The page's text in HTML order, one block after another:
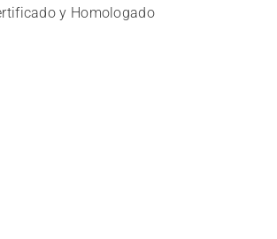
y Homologado